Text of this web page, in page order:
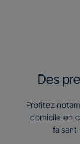
Des
Profitez
domicile en
faisant